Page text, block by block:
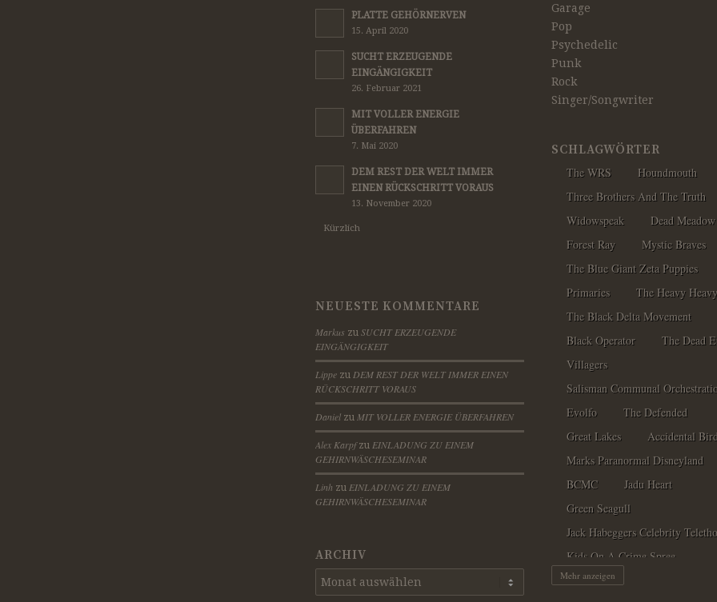
PLATTE GEHÖRNERVEN
15. April 2020
SUCHT ERZEUGENDE
EINGÄNGIGKEIT
26. Februar 2021
MIT VOLLER ENERGIE
ÜBERFAHREN
7. Mai 2020
DEM REST DER WELT IMMER
EINEN RÜCKSCHRITT VORAUS
13. November 2020
Kürzlich
NEUESTE KOMMENTARE
Markus zu SUCHT ERZEUGENDE
EINGÄNGIGKEIT
Lippe zu DEM REST DER WELT IMMER EINEN
RÜCKSCHRITT VORAUS
Daniel zu MIT VOLLER ENERGIE ÜBERFAHREN
Alex Karpfzu EINLADUNG ZU EINEM
GEHIRNWÄSCHESEMINAR
Linh zu EINLADUNG ZU EINEM
GEHIRNWÄSCHESEMINAR
ARCHIV
Garage
Pop
Psychedelic
Punk
Rock
Singer/Songwriter
SCHLAGWÖRTER
The WRS
Houndmouth
Three Brothers And The Truth
Widowspeak
Dead Meadow
Forest Ray
Mystic Braves
The Blue Giant Zeta Puppies
Primaries
The Heavy Heavy
The Black Delta Movement
Black Operator
The Dead
Villagers
Salisman Communal
Evolfo
The Defended
Great Lakes
Accidental
Marks Paranormal Disneyland
BCMC
Jadu Heart
Green Seagull
Jack Habeggers Celebrity
Kids On A Crime Spree
Detroit Rebellion
Mehr anzeigen